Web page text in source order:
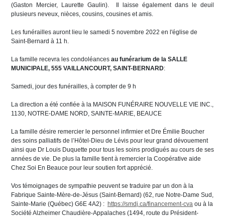
(Gaston Mercier, Laurette Gaulin). Il laisse également dans le deuil
plusieurs neveux, nièces, cousins, cousines et amis.
Les funérailles auront lieu le samedi 5 novembre 2022 en l'église de
Saint-Bernard à 11 h.
La famille recevra les condoléances au funérarium de la SALLE
MUNICIPALE, 555 VAILLANCOURT, SAINT-BERNARD:
Samedi, jour des funérailles, à compter de 9 h
La direction a été confiée à la MAISON FUNÉRAIRE NOUVELLE VIE INC.,
1130, NOTRE-DAME NORD, SAINTE-MARIE, BEAUCE
La famille désire remercier le personnel infirmier et Dre Émilie Boucher
des soins palliatifs de l’Hôtel-Dieu de Lévis pour leur grand dévouement
ainsi que Dr Louis Duquette pour tous les soins prodigués au cours de ses
années de vie. De plus la famille tient à remercier la Coopérative aide
Chez Soi En Beauce pour leur soutien fort apprécié.
Vos témoignages de sympathie peuvent se traduire par un don à la
Fabrique Sainte-Mère-de-Jésus (Saint-Bernard) (62, rue Notre-Dame Sud,
Sainte-Marie (Québec) G6E 4A2) : https://smdj.ca/financement-cva ou à la
Société Alzheimer Chaudière-Appalaches (1494, route du Président-